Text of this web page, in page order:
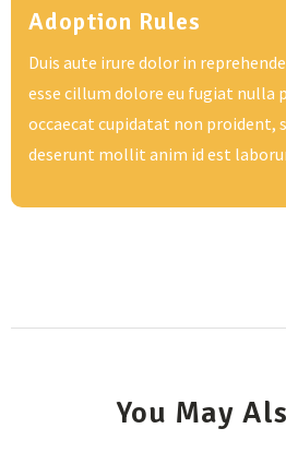
Adoption Rules
Duis aute irure dolor in
esse cillum dolore eu fugiat nulla
occaecat cupidatat non proident,
deserunt mollit anim id est
You May